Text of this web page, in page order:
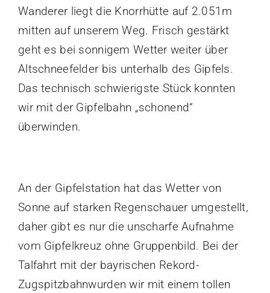
Wanderer liegt die Knorrhütte auf 2.051m
mitten auf unserem Weg. Frisch gestärkt
geht es bei sonnigem Wetter weiter über
Altschneefelder bis unterhalb des Gipfels.
Das technisch schwierigste Stück konnten
wir mit der Gipfelbahn „schonend“
überwinden.
An der Gipfelstation hat das Wetter von
Sonne auf starken Regenschauer umgestellt,
daher gibt es nur die unscharfe Aufnahme
vom Gipfelkreuz ohne Gruppenbild. Bei der
Talfahrt mit der bayrischen Rekord-
Zugspitzbahnwurden wir mit einem tollen